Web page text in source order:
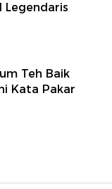
Legendaris
Teh Baik
Kata Pakar